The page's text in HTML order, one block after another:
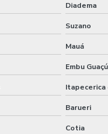
Diadema
Suzano
Mauá
Embu Guaçú
Itapecerica
Barueri
Cotia